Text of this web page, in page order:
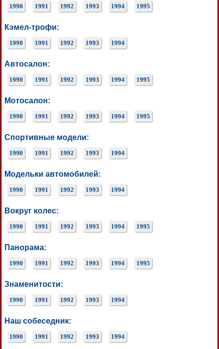
1990 1991 1992 1993 1994 1995
Кэмел-трофи:
1990 1991 1992 1993 1994
Автосалон:
1990 1991 1992 1993 1994 1995
Мотосалон:
1990 1991 1992 1993 1994 1995
Спортивные модели:
1990 1991 1992 1993 1994
Модельки автомобилей:
1990 1991 1992 1993 1994
Вокруг колес:
1990 1991 1992 1993 1994 1995
Панорама:
1990 1991 1992 1993 1994 1995
Знаменитости:
1990 1991 1992 1993 1994
Наш собеседник:
1990 1991 1992 1993 1994